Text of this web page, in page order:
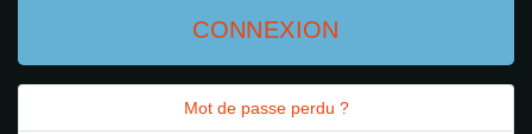
CONNEXION
Mot de passe perdu ?